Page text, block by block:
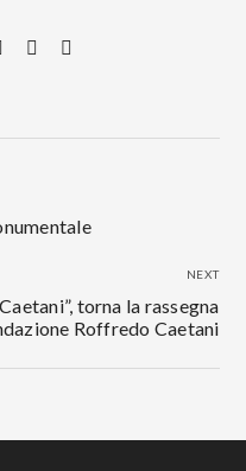
NEXT
torna la rassegna
Roffredo Caetani